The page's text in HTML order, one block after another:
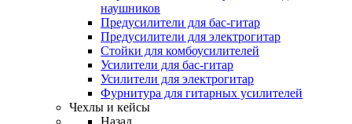
наушников
Предусилители для бас-гитар
Предусилители для электрогитар
Стойки для комбоусилителей
Усилители для бас-гитар
Усилители для электрогитар
Фурнитура для гитарных усилителей
Чехлы и кейсы
Назад